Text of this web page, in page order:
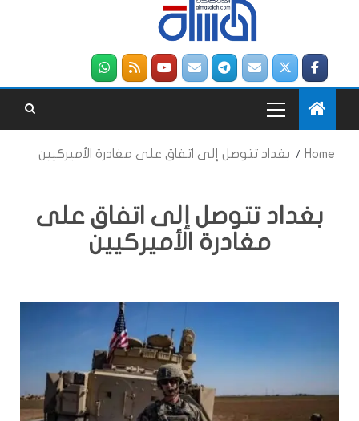
Home بغداد تتوصل إلى اتفاق على مغادرة الأميركيين
بغداد تتوصل إلى اتفاق على
مغادرة الأميركيين